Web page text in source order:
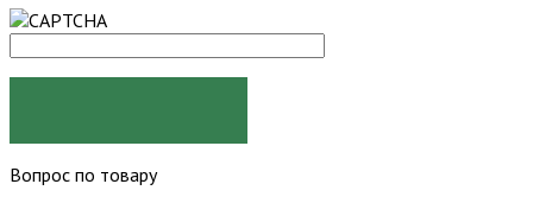
Вопрос по товару